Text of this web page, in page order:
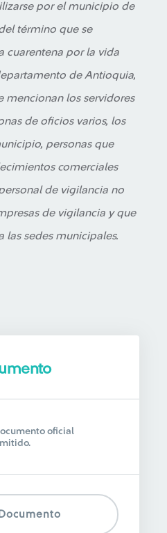
por el municipio de
término que se
cuarentena por la vida
de Antioquia,
mencionan los servidores
de oficios varios, los
personas que
comerciales
de vigilancia no
de vigilancia y que
las sedes municipales.
oficial